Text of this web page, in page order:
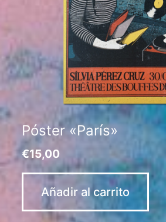
Póster «París»
€15,00
Añadir al carrito